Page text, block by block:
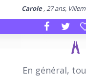
Carole, 27 ans,
En général,